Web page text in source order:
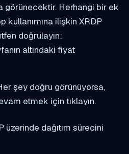
görünecektir. Herhangi bir ek
kullanımına ilişkin XRDP
doğrulayın:
altındaki fiyat
şey doğru görünüyorsa,
etmek için tıklayın.
üzerinde dağıtım sürecini